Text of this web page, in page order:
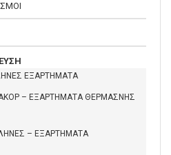
ΕΞΑΡΤΗΜΑΤΑ
– ΕΞΑΡΤΗΜΑΤΑ ΘΕΡΜΑΣΝΗΣ
– ΕΞΑΡΤΗΜΑΤΑ